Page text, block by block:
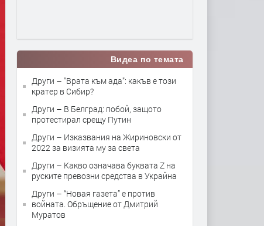
Видеа по темата
Други – "Врата към ада": какъв е този
кратер в Сибир?
Други – В Белград: побой, защото
протестирал срещу Путин
Други – Изказвания на Жириновски от
2022 за визията му за света
Други – Какво означава буквата Z на
руските превозни средства в Украйна
Други – “Новая газета” е против
войната. Обръщение от Дмитрий
Муратов